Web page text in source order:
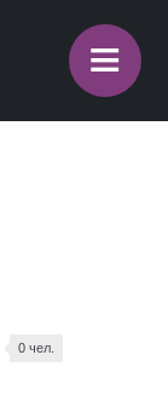
≡
0 чел.